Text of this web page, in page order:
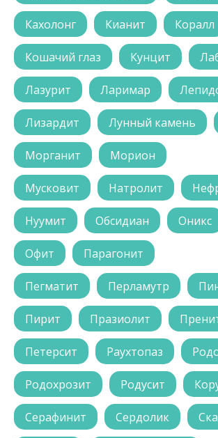
Кахолонг Кианит Коралл
Кошачий глаз Кунцит
Лазурит Ларимар
Лизардит Лунный камень
Морганит Морион
Мусковит Натролит
Нуумит Обсидиан Оникс
Офит Парагонит
Пегматит Перламутр
Пирит Празиолит
Петерсит Раухтопаз
Родохрозит Родусит
Серафинит Сердолик